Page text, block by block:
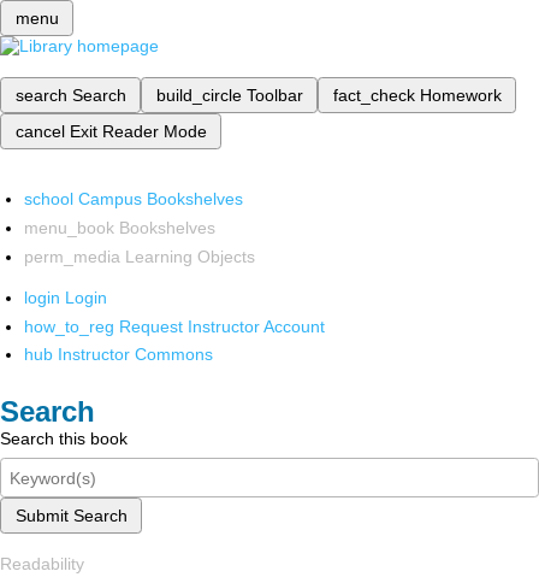
menu
search Search build_circle Toolbar fact_check Homework
cancel Exit Reader Mode
school Campus Bookshelves
menu_book Bookshelves
perm_media Learning Objects
login Login
how_to_reg Request Instructor Account
hub Instructor Commons
Search
Search this book
Submit Search
Readability